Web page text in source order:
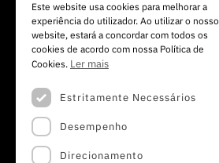
+351 213 924 300
ENGLISH
Este website usa cookies para melhorar a
experiência do utilizador. Ao utilizar o nosso
website, estará a concordar com todos os
cookies de acordo com nossa Política de
Cookies. Ler mais
Estritamente Necessários
Desempenho
Direcionamento